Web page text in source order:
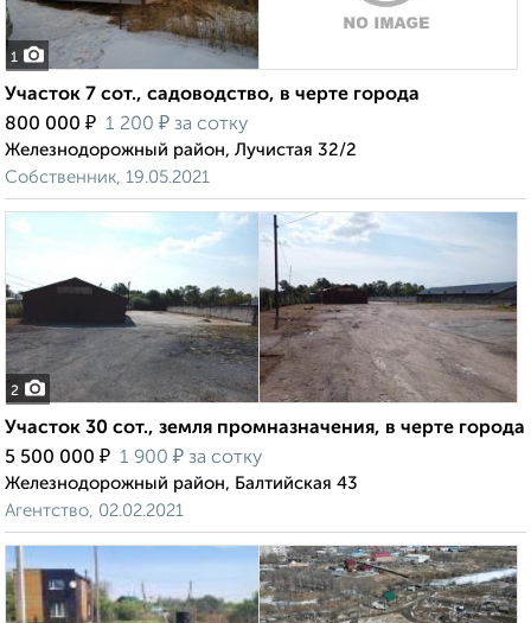
1
Участок 7 сот., садоводство, в черте города
800 000 ₽ 1 200 ₽ за сотку
Железнодорожный район, Лучистая 32/2
Собственник, 19.05.2021
2
Участок 30 сот., земля промназначения, в черте города
5 500 000 ₽ 1 900 ₽ за сотку
Железнодорожный район, Балтийская 43
Агентство, 02.02.2021